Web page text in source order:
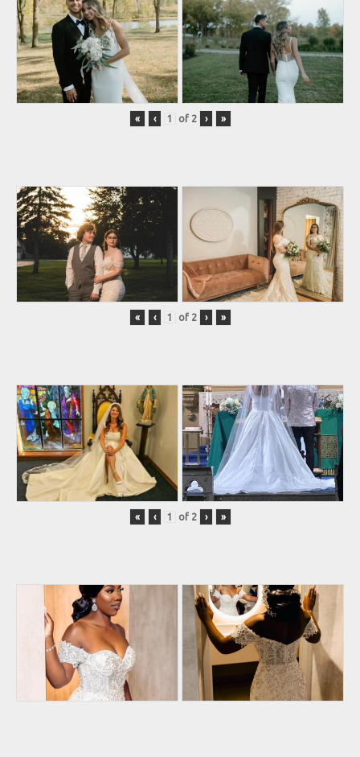
« ‹ of 2 › »
« ‹ of 2 › »
« ‹ of 2 › »